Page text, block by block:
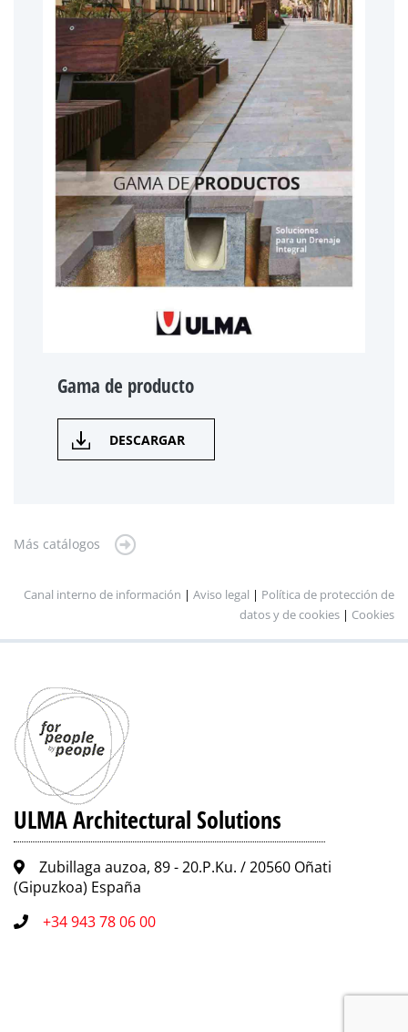
Gama de producto
DESCARGAR
Más catálogos
Canal interno de información | Aviso legal | Política de protección de
datos y de cookies | Cookies
ULMA Architectural Solutions
Zubillaga auzoa, 89 - 20.P.Ku. / 20560 Oñati
(Gipuzkoa) España
+34 943 78 06 00